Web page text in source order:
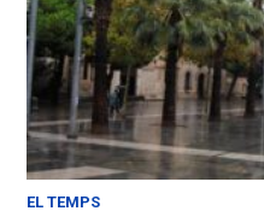
EL TEMPS